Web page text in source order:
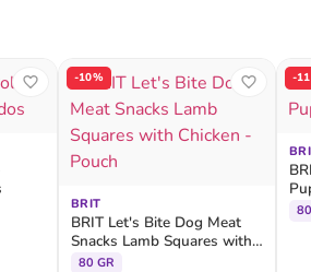
-10%
BRIT
BRIT Let's Bite Dog Meat
Snacks Lamb Squares with
Chicken - Pouch
80 GR
-